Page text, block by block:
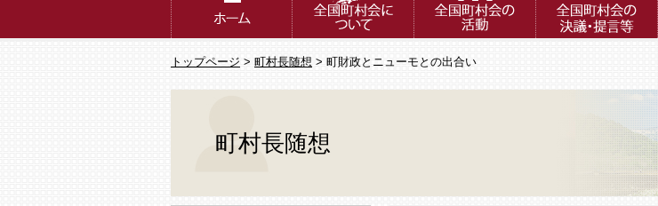
トップページ > 町村長随想 > 町財政とニューモとの出合い
町村長随想